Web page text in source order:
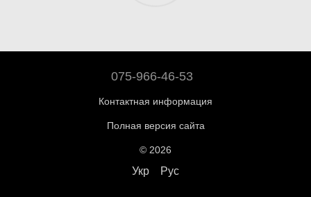
075-966-46-53
Контактная информация
Полная версия сайта
© 2026
Укр Рус